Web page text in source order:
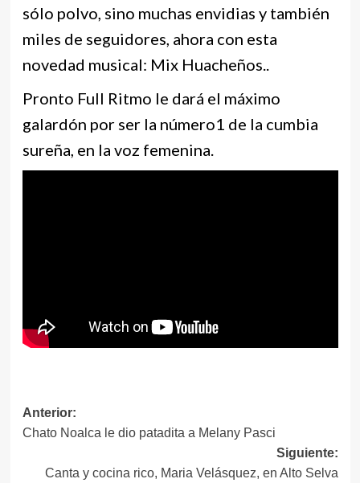
sólo polvo, sino muchas envidias y también
miles de seguidores, ahora con esta
novedad musical: Mix Huacheños..
Pronto Full Ritmo le dará el máximo
galardón por ser la número1 de la cumbia
sureña, en la voz femenina.
Navegación
de
entradas
Anterior:
Chato Noalca le dio patadita a Melany Pasci
Siguiente:
Canta y cocina rico, Maria Velásquez, en Alto Selva